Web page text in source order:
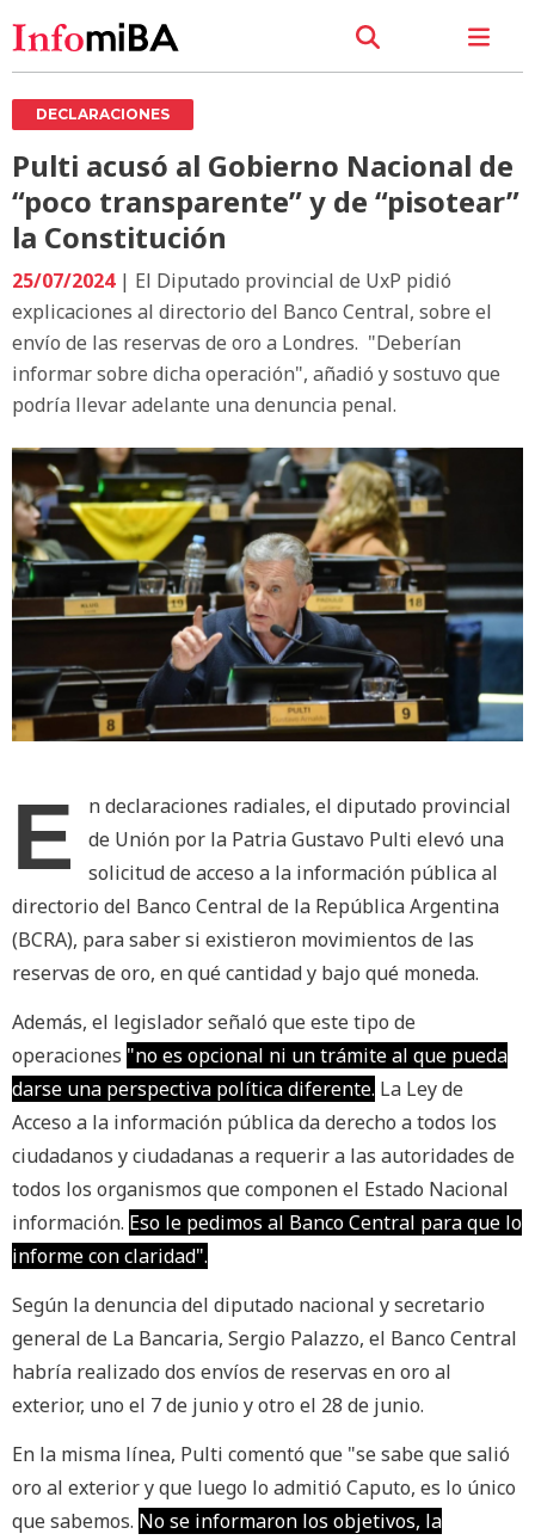
DECLARACIONES
Pulti acusó al Gobierno Nacional de
“poco transparente” y de “pisotear”
la Constitución
25/07/2024| El Diputado provincial de UxP pidió
explicaciones al directorio del Banco Central, sobre el
envío de las reservas de oro a Londres. "Deberían
informar sobre dicha operación", añadió y sostuvo que
podría llevar adelante una denuncia penal.
E
n declaraciones radiales, el diputado provincial
de Unión por la Patria Gustavo Pulti elevó una
solicitud de acceso a la información pública al
directorio del Banco Central de la República Argentina
(BCRA), para saber si existieron movimientos de las
reservas de oro, en qué cantidad y bajo qué moneda.
Además, el legislador señaló que este tipo de
operaciones "no es opcional ni un trámite al que pueda
darse una perspectiva política diferente. La Ley de
Acceso a la información pública da derecho a todos los
ciudadanos y ciudadanas a requerir a las autoridades de
todos los organismos que componen el Estado Nacional
información. Eso le pedimos al Banco Central para que lo
informe con claridad".
Según la denuncia del diputado nacional y secretario
general de La Bancaria, Sergio Palazzo, el Banco Central
habría realizado dos envíos de reservas en oro al
exterior, uno el 7 de junio y otro el 28 de junio.
En la misma línea, Pulti comentó que "se sabe que salió
oro al exterior y que luego lo admitió Caputo, es lo único
que sabemos. No se informaron los objetivos, la